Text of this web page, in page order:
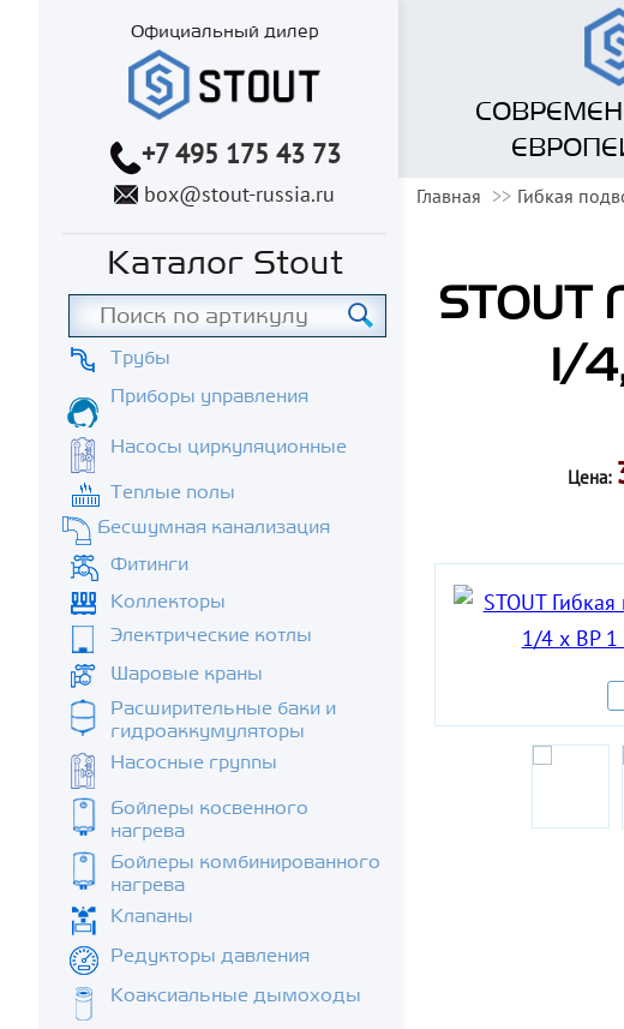
Официальный дилер
+7 495 175 43 73
box@stout-russia.ru
Каталог Stout
Трубы
Приборы управления
Насосы циркуляционные
Теплые полы
Бесшумная канализация
Фитинги
Коллекторы
Электрические котлы
Шаровые краны
Расширительные баки и
гидроаккумуляторы
Насосные группы
Бойлеры косвенного
нагрева
Бойлеры комбинированного
нагрева
Клапаны
Редукторы давления
Коаксиальные дымоходы
Главная Гибкая
STOUT
1/
Цена: